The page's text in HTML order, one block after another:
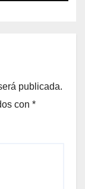
publicada.
con *